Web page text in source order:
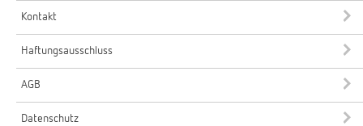
Kontakt
Haftungsausschluss
AGB
Datenschutz